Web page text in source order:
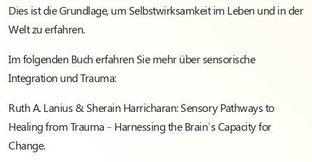
Dies ist die Grundlage, um Selbstwirksamkeit im Leben und in der
Welt zu erfahren.
Im folgenden Buch erfahren Sie mehr über sensorische
Integration und Trauma:
Ruth A. Lanius & Sherain Harricharan: Sensory Pathways to
Healing from Trauma – Harnessing the Brain’s Capacity for
Change.